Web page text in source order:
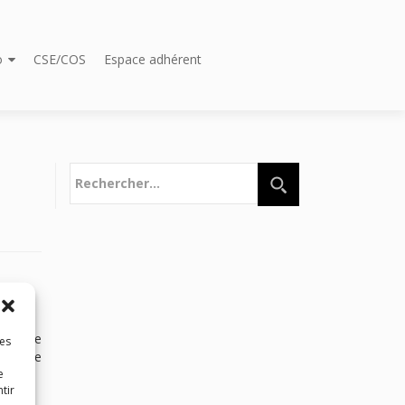
CSE/COS Espace adhérent
de
de